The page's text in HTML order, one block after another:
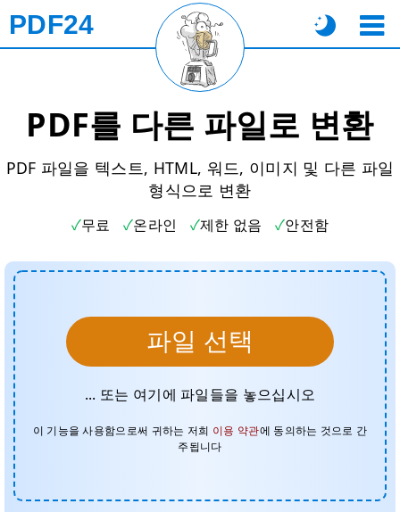
PDF24
PDF를 다른 파일로 변환
PDF 파일을 텍스트, HTML, 워드, 이미지 및 다른 파일
형식으로 변환
무료 온라인 제한 없음 안전함
파일 선택
... 또는 여기에 파일들을 놓으십시오
이 기능을 사용함으로써 귀하는 저희 이용 약관에 동의하는 것으로 간
주됩니다